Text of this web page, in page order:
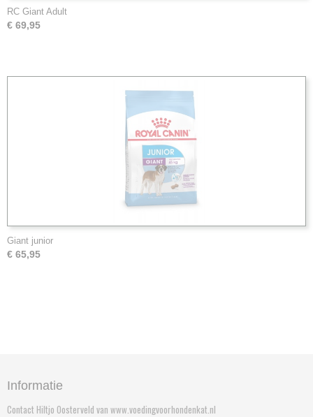
RC Giant Adult
€ 69,95
Giant junior
€ 65,95
Informatie
Contact Hiltjo Oosterveld van www.voedingvoorhondenkat.nl